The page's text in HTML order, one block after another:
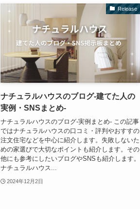
Release
ナチュラルハウスのブログ-建てた人の
実例・SNSまとめ-
ナチュラルハウスのブログ-実例まとめ- この記事
ではナチュラルハウスの口コミ・評判やおすすの
注文住宅などを中心に紹介します。失敗しないた
めの家選びで大切なポイントも紹介します。その
他にも参考にしたいブログやSNSも紹介します。
ナチュラルハウス...
2024年12月2日